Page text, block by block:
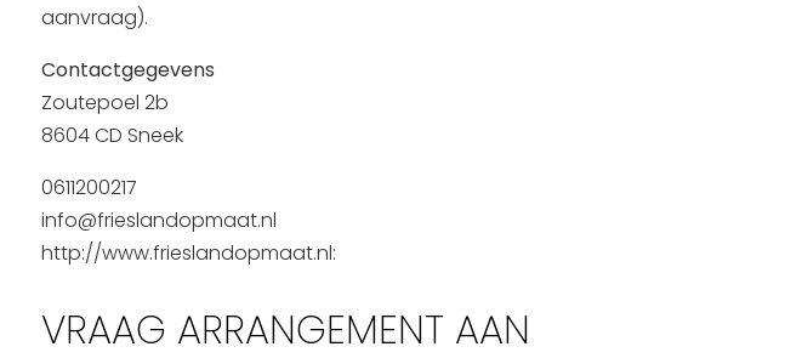
aanvraag).
Contactgegevens
Zoutepoel 2b
8604 CD Sneek
0611200217
info@frieslandopmaat.nl
http://www.frieslandopmaat.nl:
VRAAG ARRANGEMENT AAN